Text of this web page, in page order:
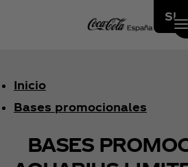
Inicio
Bases promocionales
BASES